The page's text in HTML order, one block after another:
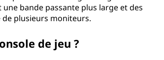
bande passante plus large et des
plusieurs moniteurs.
de jeu ?